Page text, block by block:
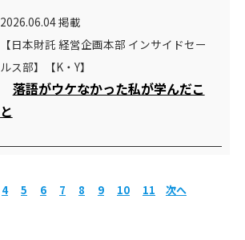
2026.06.04 掲載
【日本財託 経営企画本部 インサイドセー
ルス部】【K・Y】
落語がウケなかった私が学んだこ
と
4 5 6 7 8 9 10 11 次へ